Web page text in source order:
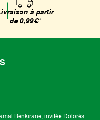
à partir
de 0,99€*
Benkirane, invitée Dolorès